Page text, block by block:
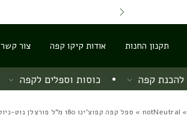
תקנון החנות אודות קיקו קפה צור קשר
להכנת קפה כוסות וספלים לקפה
»
notNeutral » ספל קפה קפוצ'ינו 180 מ"ל פורצלן נוט-ניוטרל notNeutral Lino Cappuccino